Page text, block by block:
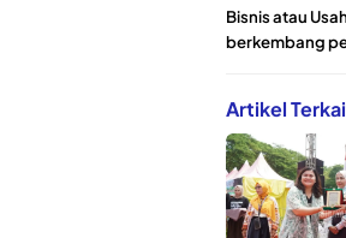
Bisnis atau
berkembang
Artikel